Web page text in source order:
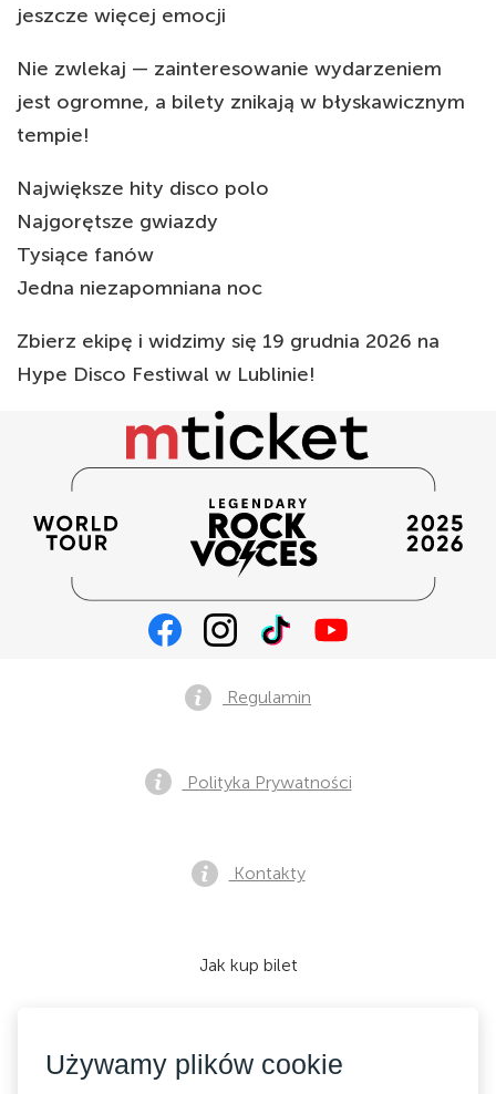
jeszcze więcej emocji
Nie zwlekaj — zainteresowanie wydarzeniem
jest ogromne, a bilety znikają w błyskawicznym
tempie!
Największe hity disco polo
Najgorętsze gwiazdy
Tysiące fanów
Jedna niezapomniana noc
Zbierz ekipę i widzimy się 19 grudnia 2026 na
Hype Disco Festiwal w Lublinie!
Regulamin
Polityka Prywatności
Kontakty
Jak kup bilet
Akceptujemy:
Używamy plików cookie